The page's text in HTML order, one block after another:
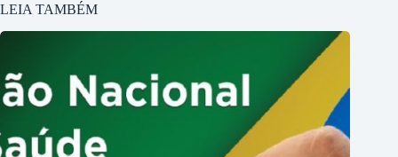
LEIA TAMBÉM